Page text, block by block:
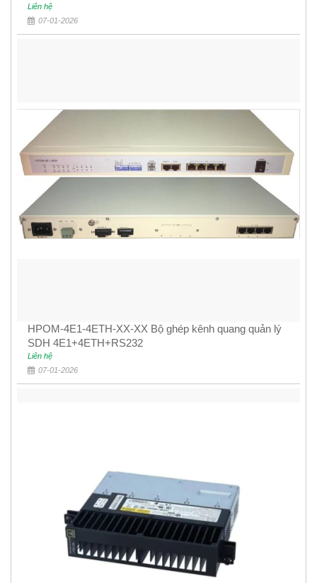
Liên hệ
07-01-2026
HPOM-4E1-4ETH-XX-XX Bộ ghép kênh quang quản lý
SDH 4E1+4ETH+RS232
Liên hệ
07-01-2026